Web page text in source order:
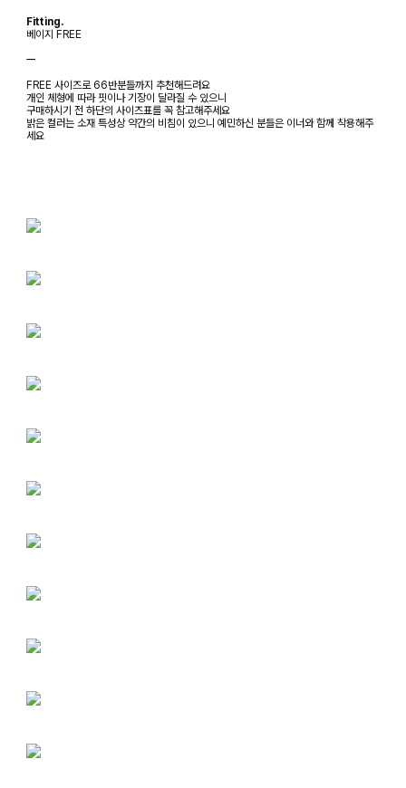
Fitting.
베이지 FREE
ㅡ
FREE 사이즈로 66반분들까지 추천해드려요
개인 체형에 따라 핏이나 기장이 달라질 수 있으니
구매하시기 전 하단의 사이즈표를 꼭 참고해주세요
밝은 컬러는 소재 특성상 약간의 비침이 있으니 예민하신 분들은 이너와 함께 착용해주
세요